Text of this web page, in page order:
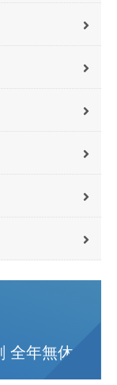
全年無休